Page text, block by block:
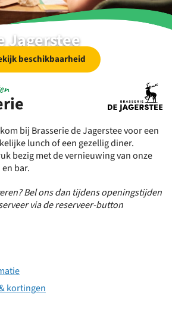
Jagerstee
| Specials
beschikbaarheid
bij Brasserie de Jagerstee voor een
lunch of een gezellig diner.
bezig met de vernieuwing van onze
bar.
Bel ons dan tijdens openingstijden
via de reserveer-button
kortingen